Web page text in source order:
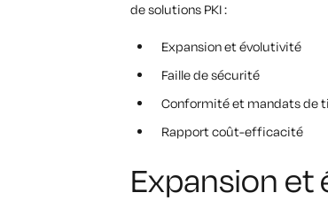
de solutions PKI :
Expansion et évolutivité
Faille de sécurité
Conformité et mandats de
Rapport coût-efficacité
Expansion